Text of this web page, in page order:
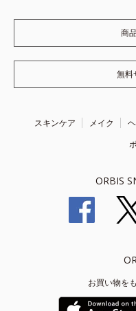
商
無料
スキンケア メイク
ORBIS
お買い物を